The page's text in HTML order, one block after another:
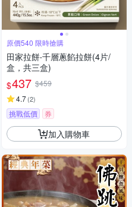
原價540 限時搶購
田家拉餅‧千層蔥餡拉餅(4片/
盒，共三盒)
$437 $459
4.7(2)
挑戰低價 券
加入購物車